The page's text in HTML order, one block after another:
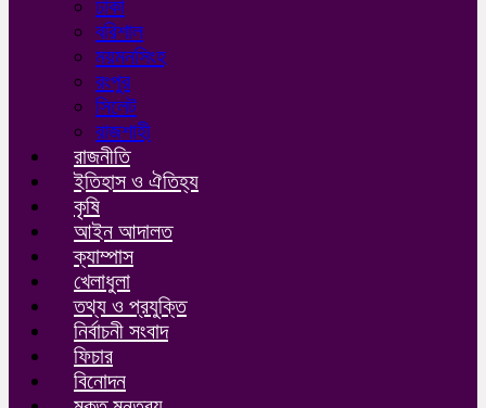
ঢাকা
বরিশাল
ময়মনসিংহ
রংপুর
সিলেট
রাজশাহী
রাজনীতি
ইতিহাস ও ঐতিহ্য
কৃষি
আইন আদালত
ক্যাম্পাস
খেলাধুলা
তথ্য ও প্রযুক্তি
নির্বাচনী সংবাদ
ফিচার
বিনোদন